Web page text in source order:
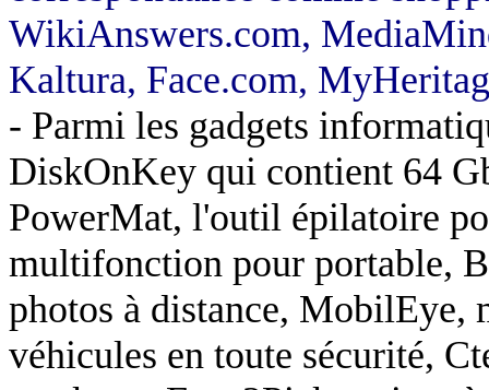
WikiAnswers.com,
Kaltura, Face.com,
- Parmi les gadgets
DiskOnKey qui contient 64
PowerMat, l'outil épilatoire
multifonction pour portable,
photos à distance, MobilEye,
véhicules en toute sécurité,